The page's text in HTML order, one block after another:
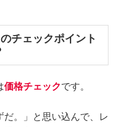
チェックポイント
価格チェックです。
だ。」と思い込んで、レ